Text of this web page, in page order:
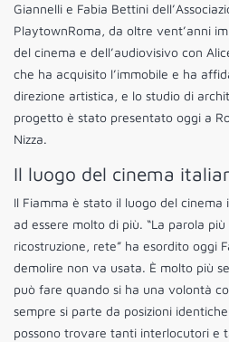
Giannelli e Fabia Bettini
PlaytownRoma, da oltre vent’anni
del cinema e dell’audiovisivo con
che ha acquisito l’immobile e ha
direzione artistica, e lo studio di
progetto è stato presentato oggi a
Nizza.
Il luogo del cinema
Il Fiamma è stato il luogo del cinema
ad essere molto di più. “La parola
ricostruzione, rete” ha esordito oggi
demolire non va usata. È molto più
può fare quando si ha una volontà
sempre si parte da posizioni
possono trovare tanti interlocutori e